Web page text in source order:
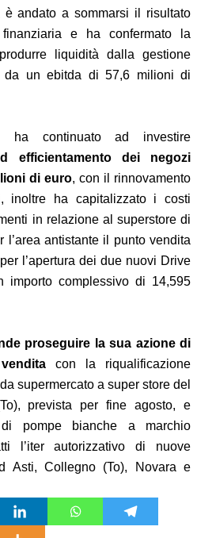
andato a sommarsi il risultato
e ha confermato la
liquidità dalla gestione
da un ebitda di 57,6 milioni di
continuato ad investire
efficientamento dei negozi
di euro, con il rinnovamento
inoltre ha capitalizzato i costi
in relazione al superstore di
l’area antistante il punto vendita
l’apertura dei due nuovi Drive
complessivo di 14,595
proseguire la sua azione di
con la riqualificazione
supermercato a super store del
prevista per fine agosto, e
di pompe bianche a marchio
l’iter autorizzativo di nuove
Asti, Collegno (To), Novara e